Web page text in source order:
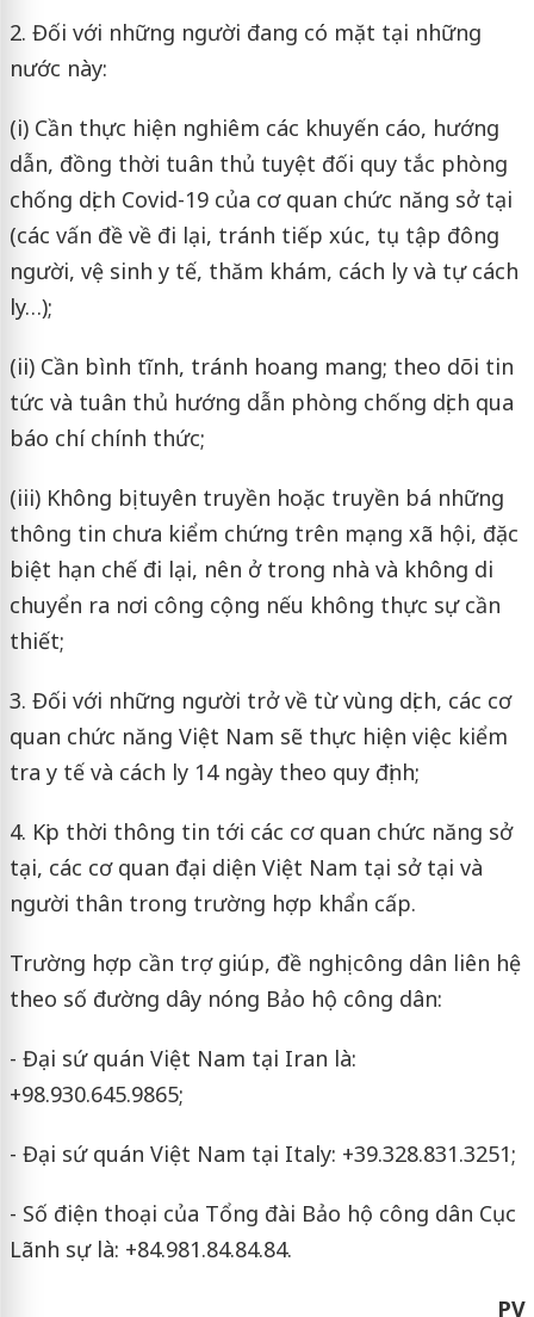
2. Đối với những người đang có mặt tại những
nước này:
(i) Cần thực hiện nghiêm các khuyến cáo, hướng
dẫn, đồng thời tuân thủ tuyệt đối quy tắc phòng
chống dịch Covid-19 của cơ quan chức năng sở tại
(các vấn đề về đi lại, tránh tiếp xúc, tụ tập đông
người, vệ sinh y tế, thăm khám, cách ly và tự cách
ly…);
(ii) Cần bình tĩnh, tránh hoang mang; theo dõi tin
tức và tuân thủ hướng dẫn phòng chống dịch qua
báo chí chính thức;
(iii) Không bị tuyên truyền hoặc truyền bá những
thông tin chưa kiểm chứng trên mạng xã hội, đặc
biệt hạn chế đi lại, nên ở trong nhà và không di
chuyển ra nơi công cộng nếu không thực sự cần
thiết;
3. Đối với những người trở về từ vùng dịch, các cơ
quan chức năng Việt Nam sẽ thực hiện việc kiểm
tra y tế và cách ly 14 ngày theo quy định;
4. Kịp thời thông tin tới các cơ quan chức năng sở
tại, các cơ quan đại diện Việt Nam tại sở tại và
người thân trong trường hợp khẩn cấp.
Trường hợp cần trợ giúp, đề nghị công dân liên hệ
theo số đường dây nóng Bảo hộ công dân:
- Đại sứ quán Việt Nam tại Iran là:
+98.930.645.9865;
- Đại sứ quán Việt Nam tại Italy: +39.328.831.3251;
- Số điện thoại của Tổng đài Bảo hộ công dân Cục
Lãnh sự là: +84.981.84.84.84.
PV